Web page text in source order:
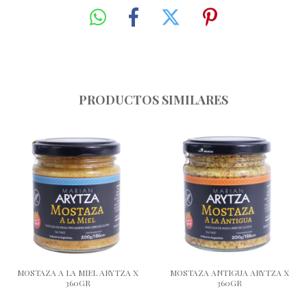
PRODUCTOS SIMILARES
MOSTAZA A LA MIEL ARYTZA X
360GR
MOSTAZA ANTIGUA ARYTZA X
360GR